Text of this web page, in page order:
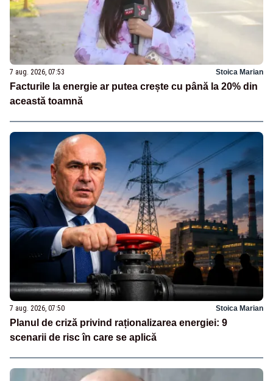
7 aug. 2026, 07:53 Stoica Marian
Facturile la energie ar putea crește cu până la 20% din
această toamnă
7 aug. 2026, 07:50 Stoica Marian
Planul de criză privind raționalizarea energiei: 9
scenarii de risc în care se aplică